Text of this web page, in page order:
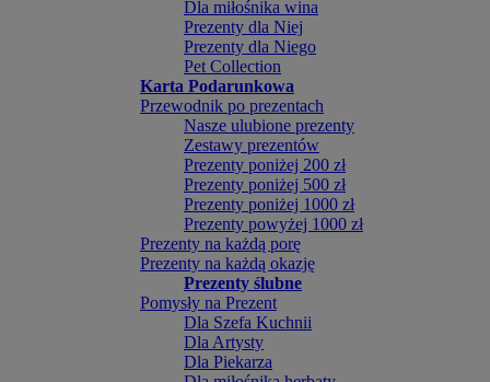
Dla miłośnika wina
Prezenty dla Niej
Prezenty dla Niego
Pet Collection
Karta Podarunkowa
Przewodnik po prezentach
Nasze ulubione prezenty
Zestawy prezentów
Prezenty poniżej 200 zł
Prezenty poniżej 500 zł
Prezenty poniżej 1000 zł
Prezenty powyżej 1000 zł
Prezenty na każdą porę
Prezenty na każdą okazję
Prezenty ślubne
Pomysły na Prezent
Dla Szefa Kuchnii
Dla Artysty
Dla Piekarza